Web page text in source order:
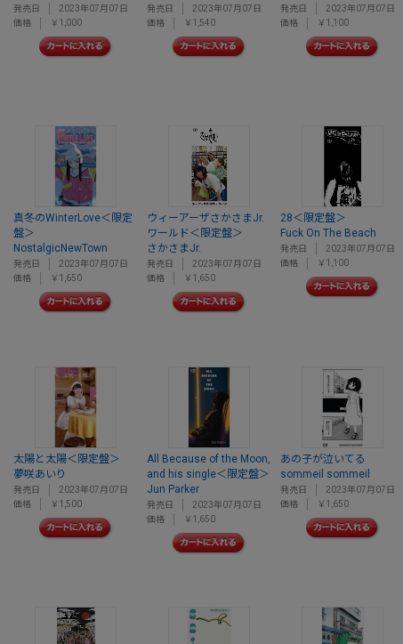
発売日
2023年07月07日
価格
￥1,000
発売日
2023年07月07日
価格
￥1,540
発売日
2023年07月07日
価格
￥1,100
真冬のWinterLove＜限定
盤＞
NostalgicNewTown
発売日
2023年07月07日
価格
￥1,650
ウィーアーザさかさまJr.
ワールド＜限定盤＞
さかさまJr.
発売日
2023年07月07日
価格
￥1,650
28＜限定盤＞
Fuck On The Beach
発売日
2023年07月07日
価格
￥1,100
太陽と太陽＜限定盤＞
夢咲あいり
発売日
2023年07月07日
価格
￥1,500
All Because of the Moon,
and his single＜限定盤＞
Jun Parker
発売日
2023年07月07日
価格
￥1,650
あの子が泣いてる
sommeil sommeil
発売日
2023年07月07日
価格
￥1,650